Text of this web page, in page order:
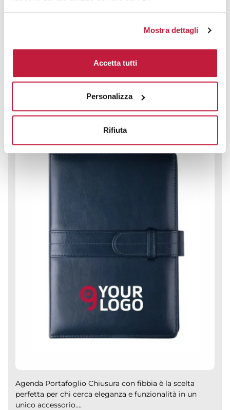
Mostra dettagli
Accetta tutti
Personalizza
Rifiuta
PB226SDS
Ecopelle
15 x 21 cm
Agenda Portafoglio Chiusura con fibbia è la scelta
perfetta per chi cerca eleganza e funzionalità in un
unico accessorio....